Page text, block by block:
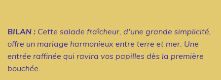
BILAN : Cette salade fraîcheur, d'une grande simplicité,
offre un mariage harmonieux entre terre et mer. Une
entrée raffinée qui ravira vos papilles dès la première
bouchée.